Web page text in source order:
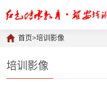
首页>培训影像
培训影像